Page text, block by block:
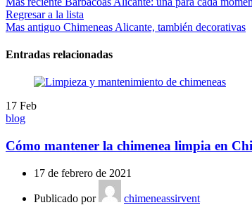
Regresar a la lista
Mas antiguo Chimeneas Alicante, también decorativas
Entradas relacionadas
17 Feb
blog
Cómo mantener la chimenea limpia en
17 de febrero de 2021
Publicado por
chimeneassirvent